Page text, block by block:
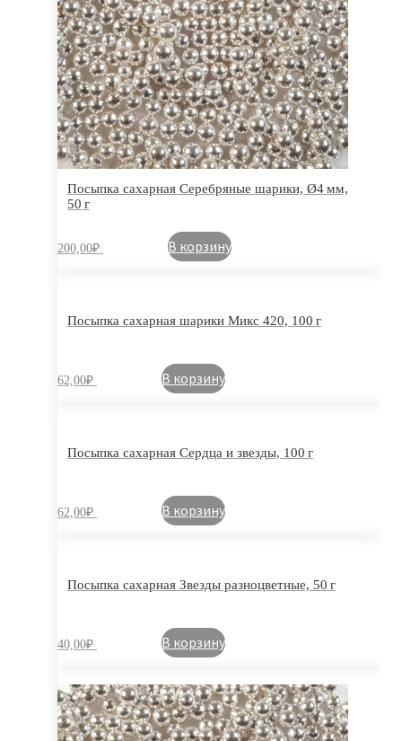
Посыпка сахарная Серебряные шарики, Ø4 мм,
50 г
200,00₽ В корзину
Посыпка сахарная шарики Микс 420, 100 г
62,00₽ В корзину
Посыпка сахарная Сердца и звезды, 100 г
62,00₽ В корзину
Посыпка сахарная Звезды разноцветные, 50 г
40,00₽ В корзину